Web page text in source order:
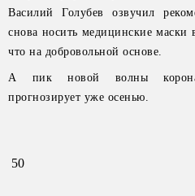
Василий Голубев озвучил
снова носить медицинские маски
что на добровольной основе.
А пик новой волны
прогнозирует уже осенью.
50